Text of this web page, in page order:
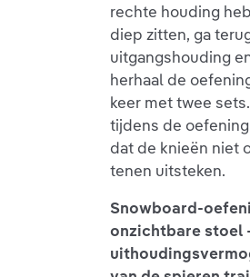
rechte houding
diep zitten, ga
uitgangshouding
herhaal de
keer met twee
tijdens de
dat de knieën niet
tenen uitsteken.
Snowboard-
onzichtbare stoel